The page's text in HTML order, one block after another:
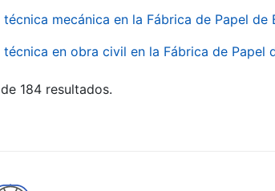
mecánica en la Fábrica de Papel de
en obra civil en la Fábrica de Papel
184 resultados.